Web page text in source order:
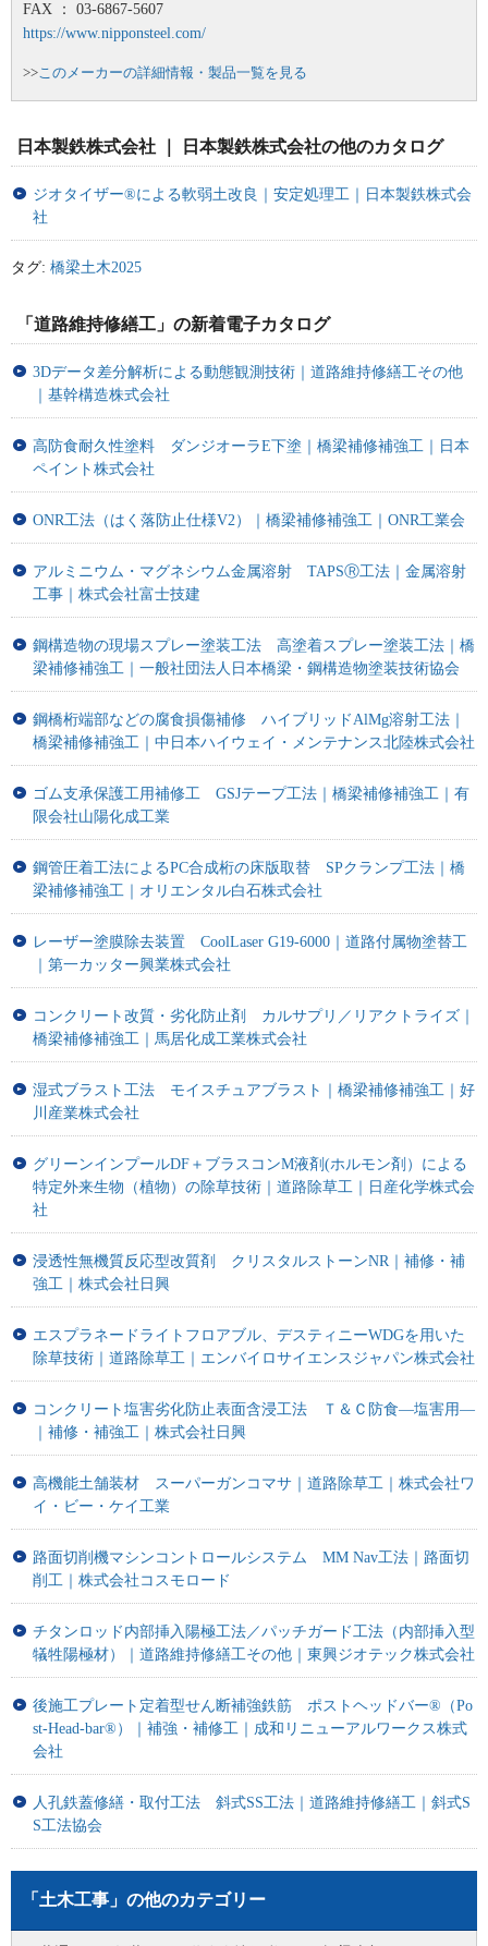
FAX ： 03-6867-5607
https://www.nipponsteel.com/
>>このメーカーの詳細情報・製品一覧を見る
日本製鉄株式会社 ｜ 日本製鉄株式会社の他のカタログ
ジオタイザー®による軟弱土改良｜安定処理工｜日本製鉄株式会
社
タグ: 橋梁土木2025
「道路維持修繕工」の新着電子カタログ
3Dデータ差分解析による動態観測技術｜道路維持修繕工その他
｜基幹構造株式会社
高防食耐久性塗料 ダンジオーラE下塗｜橋梁補修補強工｜日本
ペイント株式会社
ONR工法（はく落防止仕様V2）｜橋梁補修補強工｜ONR工業会
アルミニウム・マグネシウム金属溶射 TAPSⓇ工法｜金属溶射
工事｜株式会社富士技建
鋼構造物の現場スプレー塗装工法 高塗着スプレー塗装工法｜橋
梁補修補強工｜一般社団法人日本橋梁・鋼構造物塗装技術協会
鋼橋桁端部などの腐食損傷補修 ハイブリッドAlMg溶射工法｜
橋梁補修補強工｜中日本ハイウェイ・メンテナンス北陸株式会社
ゴム支承保護工用補修工 GSJテープ工法｜橋梁補修補強工｜有
限会社山陽化成工業
鋼管圧着工法によるPC合成桁の床版取替 SPクランプ工法｜橋
梁補修補強工｜オリエンタル白石株式会社
レーザー塗膜除去装置 CoolLaser G19-6000｜道路付属物塗替工
｜第一カッター興業株式会社
コンクリート改質・劣化防止剤 カルサプリ／リアクトライズ｜
橋梁補修補強工｜馬居化成工業株式会社
湿式ブラスト工法 モイスチュアブラスト｜橋梁補修補強工｜好
川産業株式会社
グリーンインプールDF＋ブラスコンM液剤(ホルモン剤）による
特定外来生物（植物）の除草技術｜道路除草工｜日産化学株式会
社
浸透性無機質反応型改質剤 クリスタルストーンNR｜補修・補
強工｜株式会社日興
エスプラネードライトフロアブル、デスティニーWDGを用いた
除草技術｜道路除草工｜エンバイロサイエンスジャパン株式会社
コンクリート塩害劣化防止表面含浸工法 Ｔ＆Ｃ防食―塩害用―
｜補修・補強工｜株式会社日興
高機能土舗装材 スーパーガンコマサ｜道路除草工｜株式会社ワ
イ・ビー・ケイ工業
路面切削機マシンコントロールシステム MM Nav工法｜路面切
削工｜株式会社コスモロード
チタンロッド内部挿入陽極工法／パッチガード工法（内部挿入型
犠牲陽極材）｜道路維持修繕工その他｜東興ジオテック株式会社
後施工プレート定着型せん断補強鉄筋 ポストヘッドバー®（Po
st-Head-bar®）｜補強・補修工｜成和リニューアルワークス株式
会社
人孔鉄蓋修繕・取付工法 斜式SS工法｜道路維持修繕工｜斜式S
S工法協会
「土木工事」の他のカテゴリー